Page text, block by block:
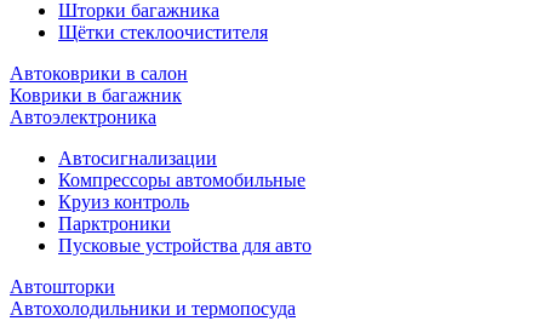
Шторки багажника
Щётки стеклоочистителя
Автоковрики в салон
Коврики в багажник
Автоэлектроника
Автосигнализации
Компрессоры автомобильные
Круиз контроль
Парктроники
Пусковые устройства для авто
Автошторки
Автохолодильники и термопосуда